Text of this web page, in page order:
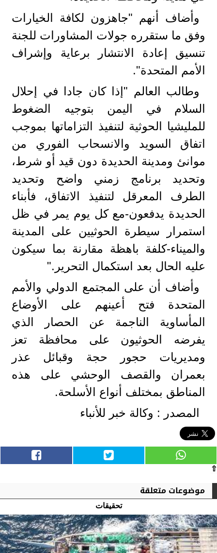
وأضاف أنهم "جاهزون لكافة الخيارات
وفق ما ستقرره جولات المشاورات للجنة
تنسيق إعادة الانتشار برعاية وإشراف
الأمم المتحدة".
وطالب العالم "إذا كان جادا في إحلال
السلام في اليمن بتوجيه الضغوط
للمليشيا الحوثية لتنفيذ التزاماتها بموجب
اتفاق السويد والانسحاب الفوري من
موانئ ومدينة الحديدة دون قيد أو شرط،
وتحديد برنامج زمني واضح وتحديد
الطرف المعرقل لتنفيذ الاتفاق، فأبناء
الحديدة يدفعون-مع كل يوم يمر في ظل
استمرار سيطرة الحوثيين على المدينة
والميناء-كلفة باهظة مقارنة بما سيكون
عليه الحال بعد استكمال التحرير."
وأضاف أن على المجتمع الدولي والأمم
المتحدة فتح أعينهم على الأوضاع
المأساوية الناجمة عن الحصار الذي
يفرضه الحوثيون على محافظة تعز
ومديريات حجور حجة وقبائل عذر
بعمران والقصف الوحشي على هذه
المناطق بمختلف أنواع الأسلحة.
المصدر : وكالة خبر للأنباء
⇧
موضوعات متعلقة
تحقيقات